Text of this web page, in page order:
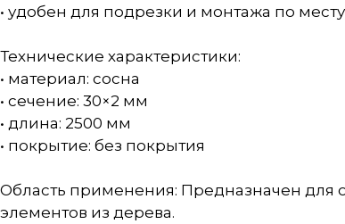
• удобен для подрезки и монтажа по месту
Технические характеристики:
• материал: сосна
• сечение: 30×2 мм
• длина: 2500 мм
• покрытие: без покрытия
Область применения: Предназначен для
элементов из дерева.